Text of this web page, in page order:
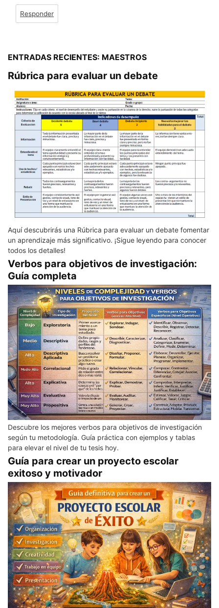
Responder
ENTRADAS RECIENTES: MAESTROS
Rúbrica para evaluar un debate
Aquí descubrirás una Rúbrica para evaluar un debate fomentar
un aprendizaje más significativo. ¡Sigue leyendo para conocer
todos los detalles!
Verbos para objetivos de investigación:
Guía completa
Descubre los mejores verbos para objetivos de investigación
según tu metodología. Guía práctica con ejemplos y tablas
para elevar el nivel de tu tesis hoy.
Guía para crear un proyecto escolar
exitoso y motivador